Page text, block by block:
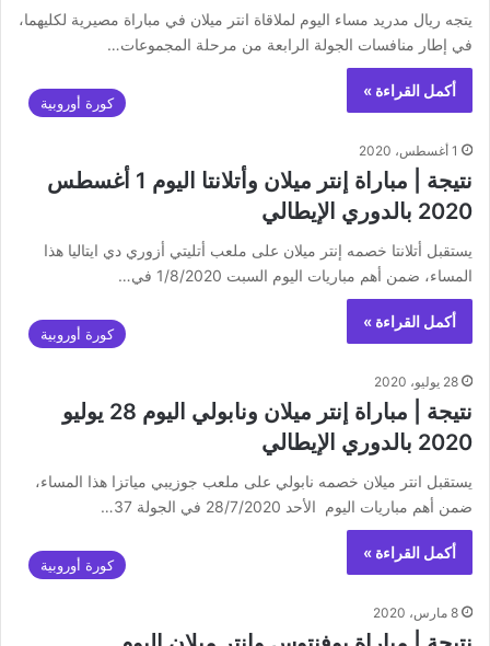
يتجه ريال مدريد مساء اليوم لملاقاة انتر ميلان في مباراة مصيرية لكليهما،
في إطار منافسات الجولة الرابعة من مرحلة المجموعات…
أكمل القراءة »
كورة أوروبية
1 أغسطس، 2020
نتيجة | مباراة إنتر ميلان وأتلانتا اليوم 1 أغسطس
2020 بالدوري الإيطالي
يستقبل أتلانتا خصمه إنتر ميلان على ملعب أتليتي أزوري دي ايتاليا هذا
المساء، ضمن أهم مباريات اليوم السبت 1/8/2020 في…
أكمل القراءة »
كورة أوروبية
28 يوليو، 2020
نتيجة | مباراة إنتر ميلان ونابولي اليوم 28 يوليو
2020 بالدوري الإيطالي
يستقبل انتر ميلان خصمه نابولي على ملعب جوزيبي مياتزا هذا المساء،
ضمن أهم مباريات اليوم الأحد 28/7/2020 في الجولة 37…
أكمل القراءة »
كورة أوروبية
8 مارس، 2020